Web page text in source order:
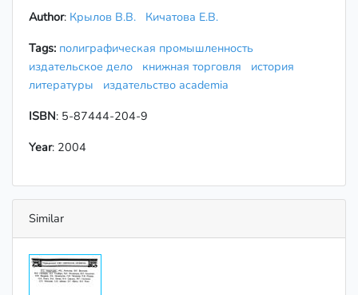
Author: Крылов В.В.
Кичатова Е.В.
Tags: полиграфическая промышленность
издательское дело
книжная торговля
история
литературы
издательство academia
ISBN: 5-87444-204-9
Year: 2004
Similar